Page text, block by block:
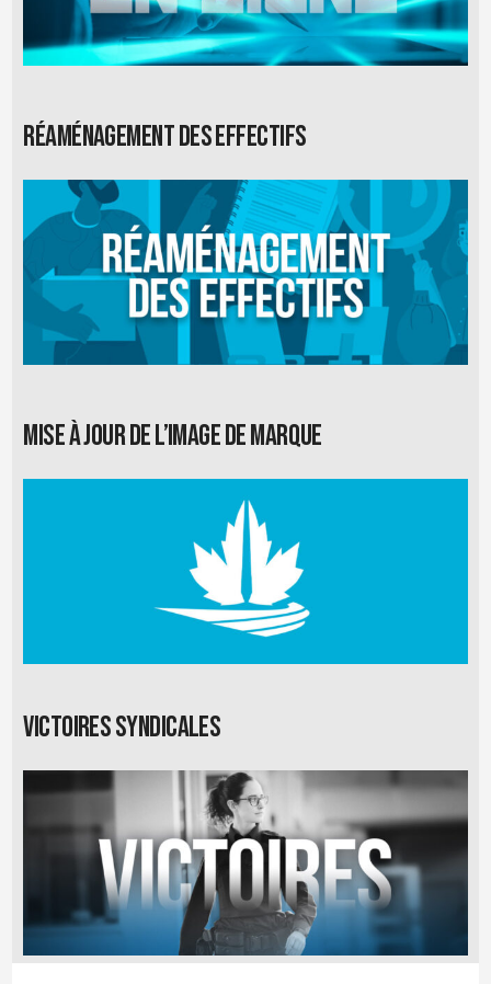
Réaménagement des effectifs
Mise à jour de l’image de marque
Victoires syndicales